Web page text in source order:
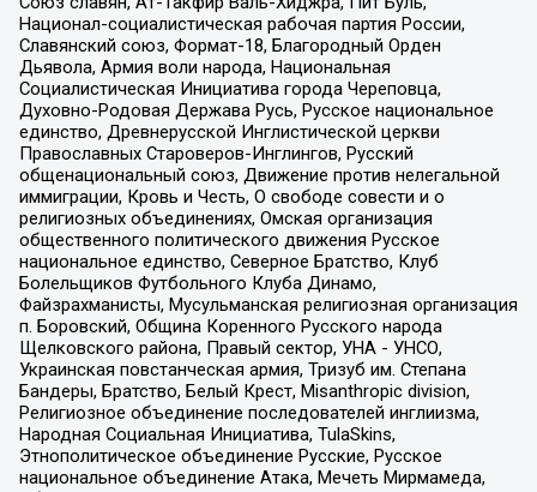
Национал-социалистическая рабочая партия России,
Славянский союз, Формат-18, Благородный Орден
Дьявола, Армия воли народа, Национальная
Социалистическая Инициатива города Череповца,
Духовно-Родовая Держава Русь, Русское национальное
единство, Древнерусской Инглистической церкви
Православных Староверов-Инглингов, Русский
общенациональный союз, Движение против нелегальной
иммиграции, Кровь и Честь, О свободе совести и о
религиозных объединениях, Омская организация
общественного политического движения Русское
национальное единство, Северное Братство, Клуб
Болельщиков Футбольного Клуба Динамо,
Файзрахманисты, Мусульманская религиозная организация
п. Боровский, Община Коренного Русского народа
Щелковского района, Правый сектор, УНА - УНСО,
Украинская повстанческая армия, Тризуб им. Степана
Бандеры, Братство, Белый Крест, Misanthropic division,
Религиозное объединение последователей инглиизма,
Народная Социальная Инициатива, TulaSkins,
Этнополитическое объединение Русские, Русское
национальное объединение Атака, Мечеть Мирмамеда,